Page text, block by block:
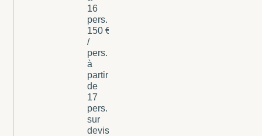
16
pers. :
150 €
/
pers.
à
partir
de
17
pers. :
sur
devis